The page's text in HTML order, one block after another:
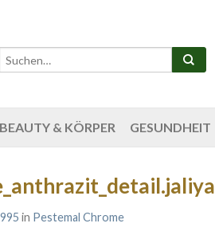
BEAUTY & KÖRPER GESUNDHEIT
in Pestemal Chrome